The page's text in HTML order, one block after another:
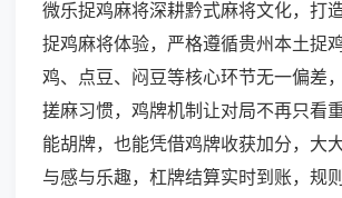
微乐捉鸡麻将深耕黔式麻将文化，打
捉鸡麻将体验，严格遵循贵州本土捉
鸡、点豆、闷豆等核心环节无一偏差
搓麻习惯，鸡牌机制让对局不再只看
能胡牌，也能凭借鸡牌收获加分，大
与感与乐趣，杠牌结算实时到账，规